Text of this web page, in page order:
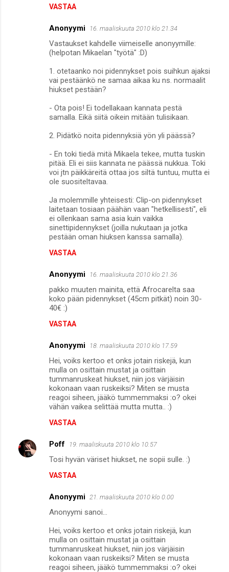
VASTAA
Anonyymi 16. maaliskuuta 2010 klo 21.34
Vastaukset kahdelle viimeiselle anonyymille:
(helpotan Mikaelan "työtä" :D)
1. otetaanko noi pidennykset pois suihkun ajaksi
vai pestäänkö ne samaa aikaa ku ns. normaalit
hiukset pestään?
- Ota pois! Ei todellakaan kannata pestä
samalla. Eikä siitä oikein mitään tulisikaan.
2. Pidätkö noita pidennyksiä yön yli päässä?
- En toki tiedä mitä Mikaela tekee, mutta tuskin
pitää. Eli ei siis kannata ne päässä nukkua. Toki
voi jtn päikkäreitä ottaa jos siltä tuntuu, mutta ei
ole suositeltavaa.
Ja molemmille yhteisesti: Clip-on pidennykset
laitetaan tosiaan päähän vaan "hetkellisesti", eli
ei ollenkaan sama asia kuin vaikka
sinettipidennykset (joilla nukutaan ja jotka
pestään oman hiuksen kanssa samalla).
VASTAA
Anonyymi 16. maaliskuuta 2010 klo 21.36
pakko muuten mainita, että Afrocarelta saa
koko pään pidennykset (45cm pitkät) noin 30-
40€ :)
VASTAA
Anonyymi 18. maaliskuuta 2010 klo 17.59
Hei, voiks kertoo et onks jotain riskejä, kun
mulla on osittain mustat ja osittain
tummanruskeat hiukset, niin jos värjäisin
kokonaan vaan ruskeiksi? Miten se musta
reagoi siheen, jääkö tummemmaksi :o? okei
vähän vaikea selittää mutta mutta.. :)
VASTAA
Poff 19. maaliskuuta 2010 klo 10.57
Tosi hyvän väriset hiukset, ne sopii sulle. :)
VASTAA
Anonyymi 21. maaliskuuta 2010 klo 0.00
Anonyymi sanoi...
Hei, voiks kertoo et onks jotain riskejä, kun
mulla on osittain mustat ja osittain
tummanruskeat hiukset, niin jos värjäisin
kokonaan vaan ruskeiksi? Miten se musta
reagoi siheen, jääkö tummemmaksi :o? okei